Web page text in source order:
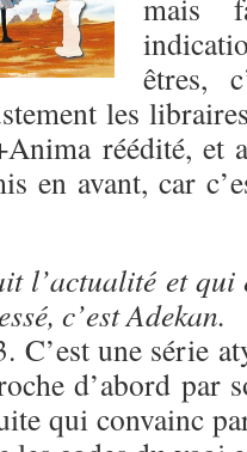
mais
êtres,
les
réédité, et
en avant, car
l’actualité et
c’est Adekan.
C’est une série
d’abord par
qui convainc